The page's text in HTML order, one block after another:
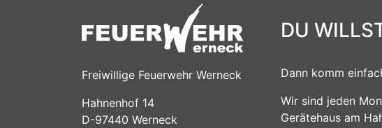
Freiwillige Feuerwehr Werneck
Hahnenhof 14
D-97440 Werneck
DU
Dann komm
Wir sind jeden
Gerätehaus am